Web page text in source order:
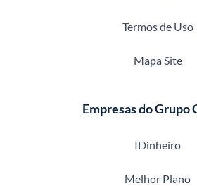
Termos de Uso
Mapa Site
Empresas do Grupo
IDinheiro
Melhor Plano